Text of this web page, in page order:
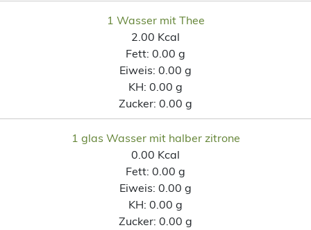
1 Wasser mit Thee
2.00 Kcal
Fett: 0.00 g
Eiweis: 0.00 g
KH: 0.00 g
Zucker: 0.00 g
1 glas Wasser mit halber zitrone
0.00 Kcal
Fett: 0.00 g
Eiweis: 0.00 g
KH: 0.00 g
Zucker: 0.00 g